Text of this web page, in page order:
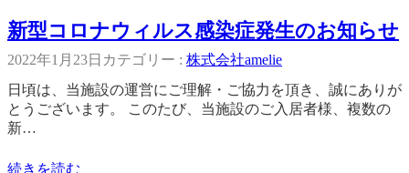
新型コロナウィルス感染症発生のお知らせ
2022年1月23日 カテゴリー : 株式会社amelie
日頃は、当施設の運営にご理解・ご協力を頂き、誠にありが
とうございます。 このたび、当施設のご入居者様、複数の
新…
続きを読む